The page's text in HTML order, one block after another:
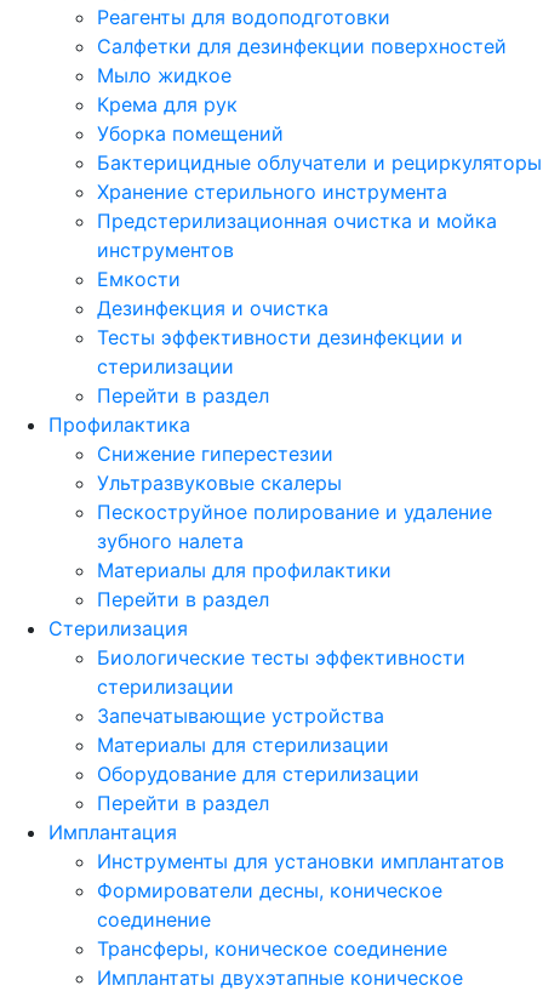
Реагенты для водоподготовки
Салфетки для дезинфекции поверхностей
Мыло жидкое
Крема для рук
Уборка помещений
Бактерицидные облучатели и рециркуляторы
Хранение стерильного инструмента
Предстерилизационная очистка и мойка
инструментов
Емкости
Дезинфекция и очистка
Тесты эффективности дезинфекции и
стерилизации
Перейти в раздел
Профилактика
Снижение гиперестезии
Ультразвуковые скалеры
Пескоструйное полирование и удаление
зубного налета
Материалы для профилактики
Перейти в раздел
Стерилизация
Биологические тесты эффективности
стерилизации
Запечатывающие устройства
Материалы для стерилизации
Оборудование для стерилизации
Перейти в раздел
Имплантация
Инструменты для установки имплантатов
Формирователи десны, коническое
соединение
Трансферы, коническое соединение
Имплантаты двухэтапные коническое